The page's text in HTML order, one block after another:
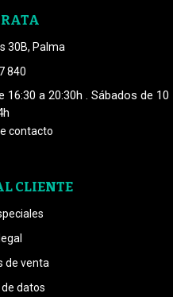
30B, Palma
840
16:30 a 20:30h . Sábados de 10
contacto
CLIENTE
de venta
datos